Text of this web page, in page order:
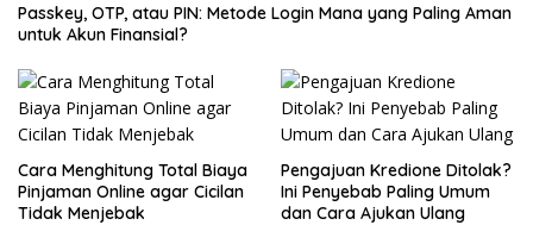
Passkey, OTP, atau PIN: Metode Login Mana yang Paling Aman
untuk Akun Finansial?
Cara Menghitung Total Biaya
Pinjaman Online agar Cicilan
Tidak Menjebak
Pengajuan Kredione Ditolak?
Ini Penyebab Paling Umum
dan Cara Ajukan Ulang